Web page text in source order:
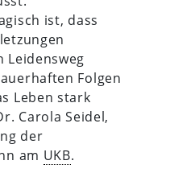
ist, dass
Leidensweg
Folgen
Leben stark
Carola Seidel,
der
am UKB.